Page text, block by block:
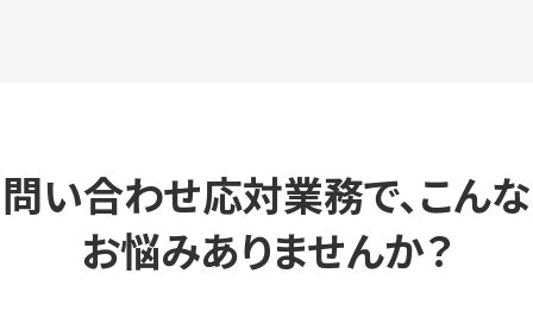
問い合わせ応対業務で、こんな
お悩みありませんか？